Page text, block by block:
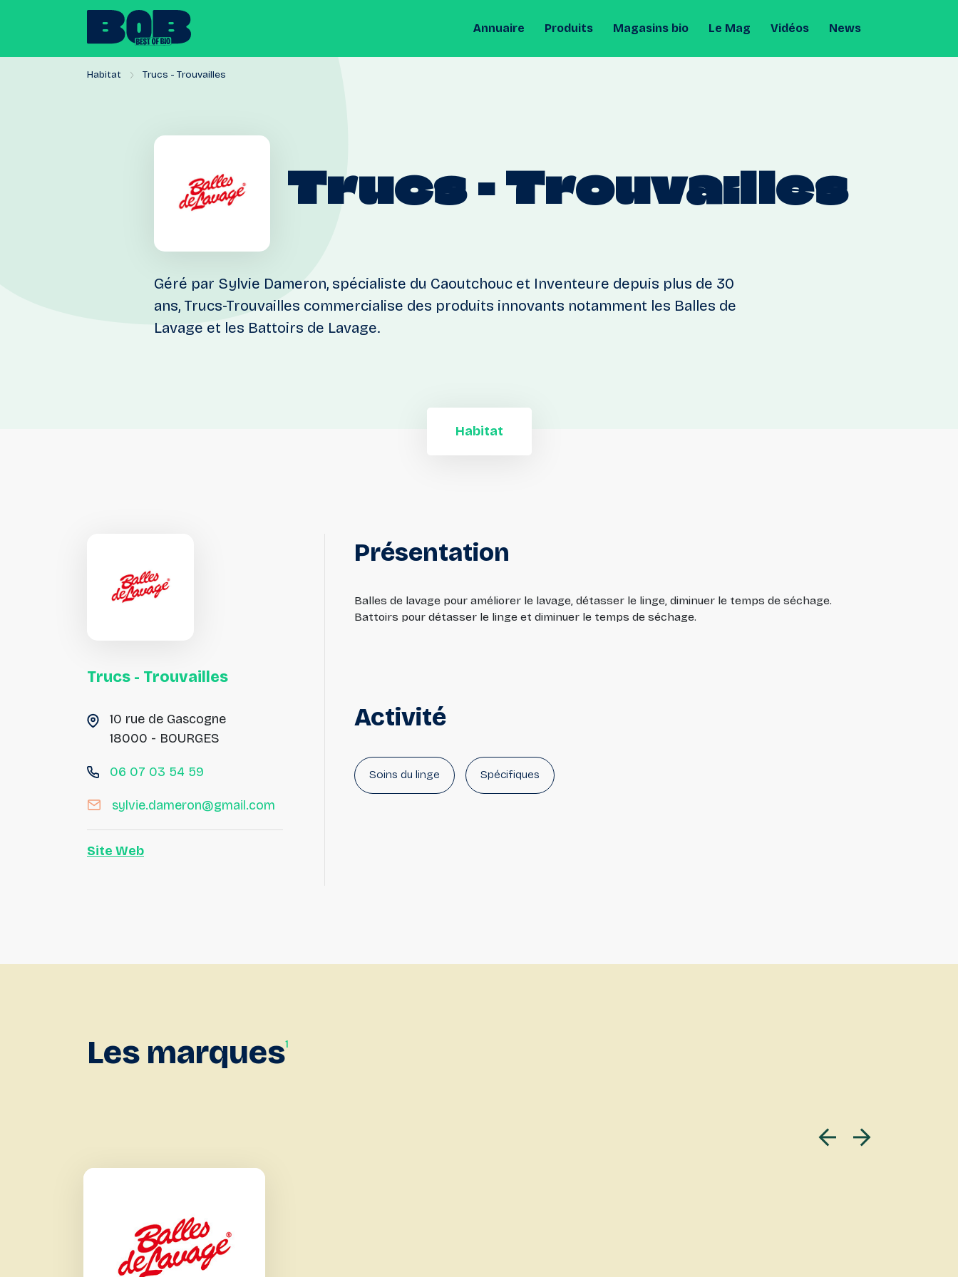
Annuaire Produits Magasins bio Le Mag Vidéos News
Habitat Trucs - Trouvailles
Trucs-Trouvailles
Géré par Sylvie Dameron, spécialiste du Caoutchouc et Inventeure depuis plus de 30
ans, Trucs-Trouvailles commercialise des produits innovants notamment les Balles de
Lavage et les Battoirs de Lavage.
Habitat
Trucs - Trouvailles
10 rue de Gascogne
18000 - BOURGES
06 07 03 54 59
sylvie.dameron@gmail.com
Site Web
Présentation
Balles de lavage pour améliorer le lavage, détasser le linge, diminuer le temps de séchage.
Battoirs pour détasser le linge et diminuer le temps de séchage.
Activité
Soins du linge Spécifiques
Les marques1